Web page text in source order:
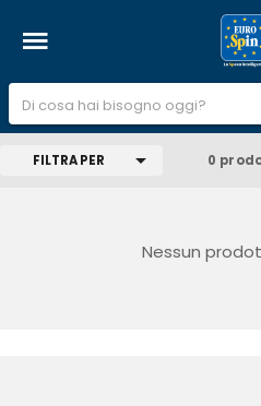
FILTRA PER 0
Nessun